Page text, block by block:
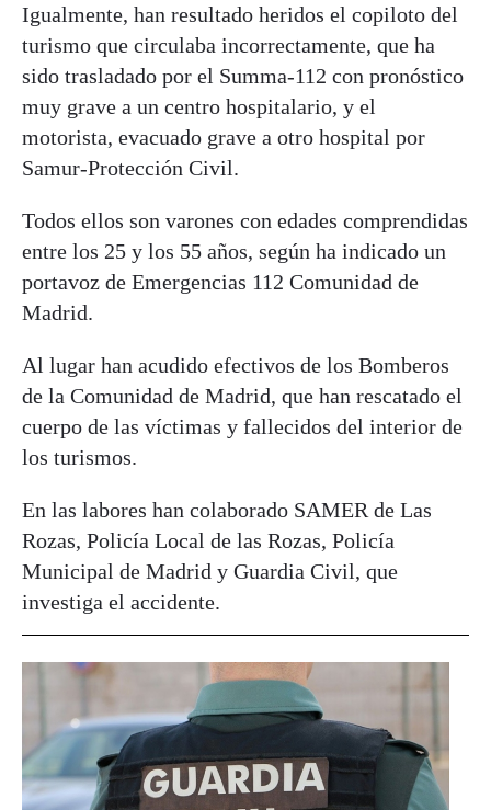
Igualmente, han resultado heridos el copiloto del
turismo que circulaba incorrectamente, que ha
sido trasladado por el Summa-112 con pronóstico
muy grave a un centro hospitalario, y el
motorista, evacuado grave a otro hospital por
Samur-Protección Civil.
Todos ellos son varones con edades comprendidas
entre los 25 y los 55 años, según ha indicado un
portavoz de Emergencias 112 Comunidad de
Madrid.
Al lugar han acudido efectivos de los Bomberos
de la Comunidad de Madrid, que han rescatado el
cuerpo de las víctimas y fallecidos del interior de
los turismos.
En las labores han colaborado SAMER de Las
Rozas, Policía Local de las Rozas, Policía
Municipal de Madrid y Guardia Civil, que
investiga el accidente.